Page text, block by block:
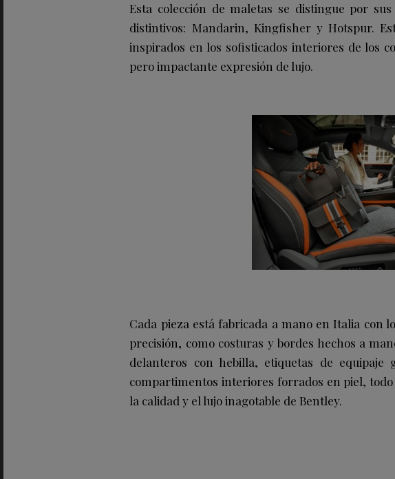
Esta colección de maletas se distingue por
distintivos: Mandarin, Kingfisher y Hotspur.
inspirados en los sofisticados interiores de los
pero impactante expresión de lujo.
Cada pieza está fabricada a mano en Italia con
precisión, como costuras y bordes hechos a
delanteros con hebilla, etiquetas de equipaje
compartimentos interiores forrados en piel,
la calidad y el lujo inagotable de Bentley.